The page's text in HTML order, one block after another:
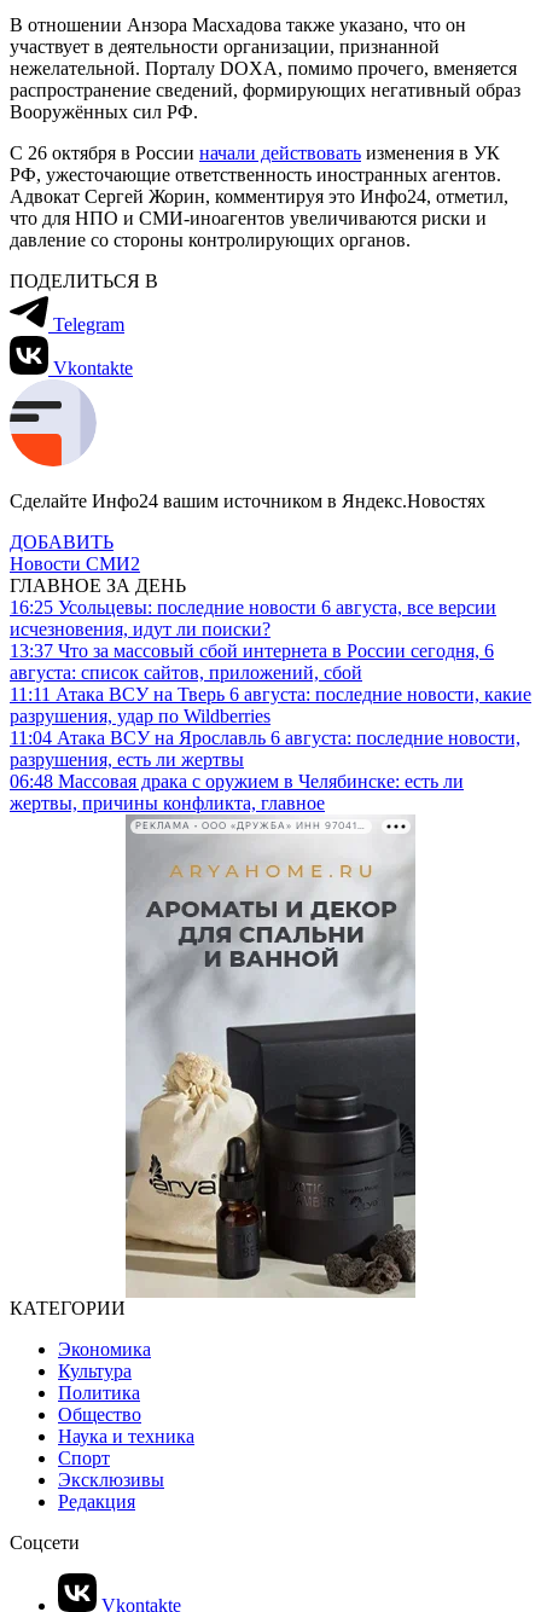
В отношении Анзора Масхадова также указано, что он
участвует в деятельности организации, признанной
нежелательной. Порталу DOXA, помимо прочего, вменяется
распространение сведений, формирующих негативный образ
Вооружённых сил РФ.
С 26 октября в России начали действовать изменения в УК
РФ, ужесточающие ответственность иностранных агентов.
Адвокат Сергей Жорин, комментируя это Инфо24, отметил,
что для НПО и СМИ-иноагентов увеличиваются риски и
давление со стороны контролирующих органов.
ПОДЕЛИТЬСЯ В
Telegram
Vkontakte
Сделайте Инфо24 вашим источником в Яндекс.Новостях
ДОБАВИТЬ
Новости СМИ2
ГЛАВНОЕ ЗА ДЕНЬ
16:25 Усольцевы: последние новости 6 августа, все версии
исчезновения, идут ли поиски?
13:37 Что за массовый сбой интернета в России сегодня, 6
августа: список сайтов, приложений, сбой
11:11 Атака ВСУ на Тверь 6 августа: последние новости, какие
разрушения, удар по Wildberries
11:04 Атака ВСУ на Ярославль 6 августа: последние новости,
разрушения, есть ли жертвы
06:48 Массовая драка с оружием в Челябинске: есть ли
жертвы, причины конфликта, главное
РЕКЛАМА • ООО «ДРУЖБА» ИНН 9704146411
КАТЕГОРИИ
Экономика
Культура
Политика
Общество
Наука и техника
Спорт
Эксклюзивы
Редакция
Соцсети
Vkontakte